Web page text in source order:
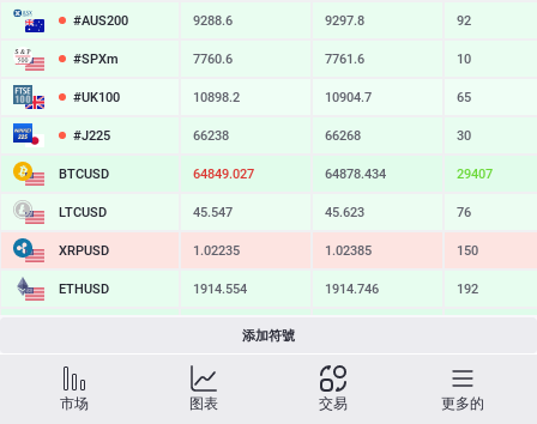
#AUS200 9288.6 9297.8 92
#SPXm 7760.6 7761.6 10
#UK100 10898.2 10904.7 65
#J225 66238 66268 30
BTCUSD 64849.027 64878.434 29407
LTCUSD 45.547 45.623 76
XRPUSD 1.02235 1.02385 150
ETHUSD 1914.554 1914.746 192
SOLUSD 73.73
TSLA 328.06 328.78 72
添加符號
市场 图表 交易 更多的